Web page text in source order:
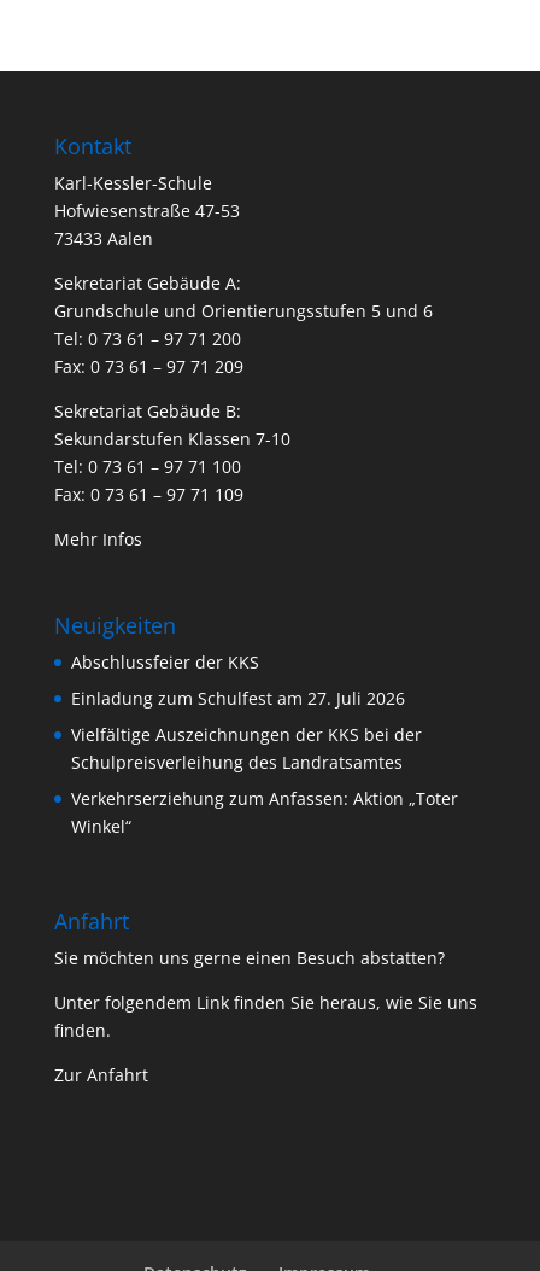
Kontakt
Karl-Kessler-Schule
Hofwiesenstraße 47-53
73433 Aalen
Sekretariat Gebäude A:
Grundschule und Orientierungsstufen 5 und 6
Tel: 0 73 61 – 97 71 200
Fax: 0 73 61 – 97 71 209
Sekretariat Gebäude B:
Sekundarstufen Klassen 7-10
Tel: 0 73 61 – 97 71 100
Fax: 0 73 61 – 97 71 109
Mehr Infos
Neuigkeiten
Abschlussfeier der KKS
Einladung zum Schulfest am 27. Juli 2026
Vielfältige Auszeichnungen der KKS bei der
Schulpreisverleihung des Landratsamtes
Verkehrserziehung zum Anfassen: Aktion „Toter
Winkel“
Anfahrt
Sie möchten uns gerne einen Besuch abstatten?
Unter folgendem Link finden Sie heraus, wie Sie uns
finden.
Zur Anfahrt